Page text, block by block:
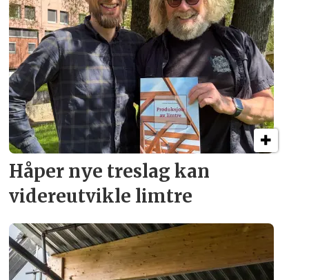
Håper nye treslag kan
videreutvikle limtre